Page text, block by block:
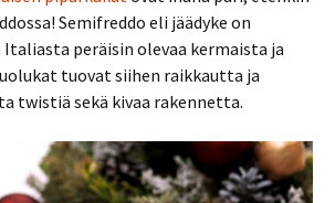
Semifreddo eli jäädyke on
peräisin olevaa kermaista ja
tuovat siihen raikkautta ja
twistiä sekä kivaa rakennetta.